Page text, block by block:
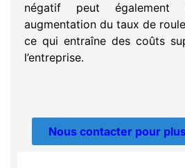
négatif peut
augmentation du taux de
ce qui entraîne des coûts
l’entreprise.
Nous contacter pour